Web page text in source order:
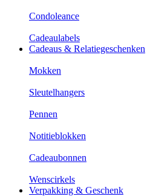
Condoleance
Cadeaulabels
Cadeaus & Relatiegeschenken
Mokken
Sleutelhangers
Pennen
Notitieblokken
Cadeaubonnen
Wenscirkels
Verpakking & Geschenk